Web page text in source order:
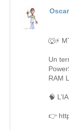
🐺⚡
Un
RAM
🧠
👉